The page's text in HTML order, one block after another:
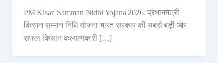
PM Kisan Samman Nidhi Yojana 2026: प्रधानमंत्री
किसान सम्मान निधि योजना भारत सरकार की सबसे बड़ी और
सफल किसान कल्याणकारी […]